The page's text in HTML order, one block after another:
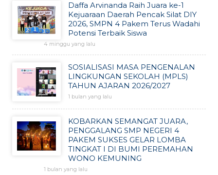
Daffa Arvinanda Raih Juara ke-1
Kejuaraan Daerah Pencak Silat DIY
2026, SMPN 4 Pakem Terus Wadahi
Potensi Terbaik Siswa
4 minggu yang lalu
SOSIALISASI MASA PENGENALAN
LINGKUNGAN SEKOLAH (MPLS)
TAHUN AJARAN 2026/2027
1 bulan yang lalu
KOBARKAN SEMANGAT JUARA,
PENGGALANG SMP NEGERI 4
PAKEM SUKSES GELAR LOMBA
TINGKAT I DI BUMI PEREMAHAN
WONO KEMUNING
1 bulan yang lalu